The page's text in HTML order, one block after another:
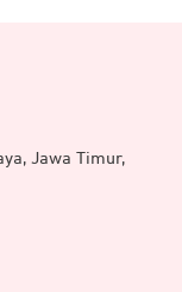
Jawa Timur,